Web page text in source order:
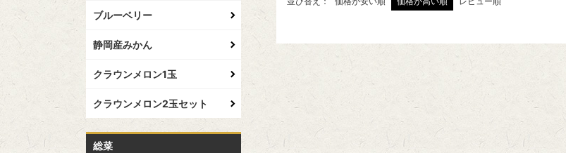
ブルーベリー
静岡産みかん
クラウンメロン1玉
クラウンメロン2玉セット
総菜